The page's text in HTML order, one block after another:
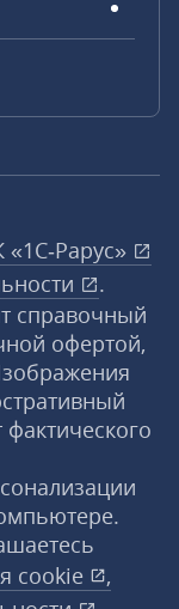
.
справочный
офертой,
фактического
cookie
,